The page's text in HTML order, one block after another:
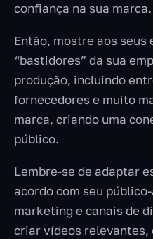
confiança na sua marca.
Então, mostre aos seus
“bastidores” da sua
produção, incluindo
fornecedores e muito
marca, criando uma
público.
Lembre-se de adaptar
acordo com seu
marketing e canais de
criar vídeos